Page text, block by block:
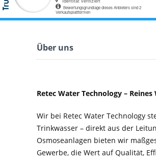
Über uns
Retec Water Technology –
Wir bei Retec Water Technology
Trinkwasser – direkt aus der
Osmoseanlagen bieten wir
Gewerbe, die Wert auf Qualität,